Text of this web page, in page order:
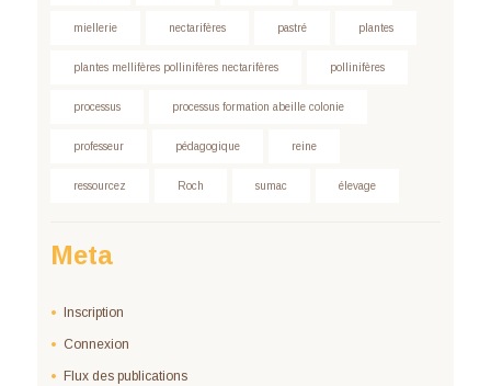
miellerie nectarifères pastré plantes
plantes mellifères pollinifères nectarifères pollinifères
processus processus formation abeille colonie
professeur pédagogique reine
ressourcez Roch sumac élevage
Meta
Inscription
Connexion
Flux des publications